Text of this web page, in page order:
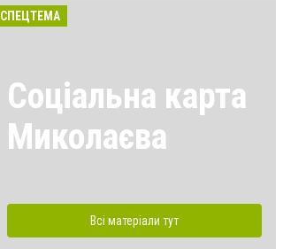
СПЕЦТЕМА
Соціальна карта
Миколаєва
Всі матеріали тут